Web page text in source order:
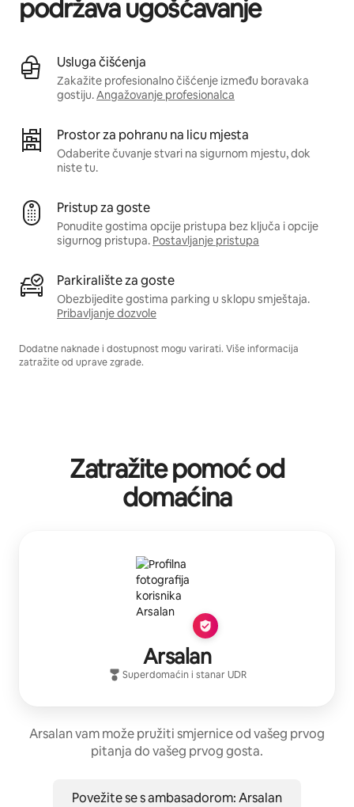
podržava ugošćavanje
Usluga čišćenja
Zakažite profesionalno čišćenje između boravaka
gostiju.Angažovanje profesionalca
Prostor za pohranu na licu mjesta
Odaberite čuvanje stvari na sigurnom mjestu, dok
niste tu.
Pristup za goste
Ponudite gostima opcije pristupa bez ključa i opcije
sigurnog pristupa. Postavljanje pristupa
Parkiralište za goste
Obezbijedite gostima parking u sklopu smještaja.
Pribavljanje dozvole
Dodatne naknade i dostupnost mogu varirati. Više informacija
zatražite od uprave zgrade.
Zatražite pomoć od
domaćina
Arsalan
Superdomaćin i stanarUDR
Arsalan vam može pružiti smjernice od vašeg prvog
pitanja do vašeg prvog gosta.
Povežite se s ambasadorom: Arsalan